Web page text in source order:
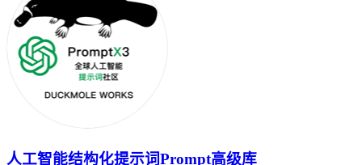
人工智能结构化提示词Prompt高级库